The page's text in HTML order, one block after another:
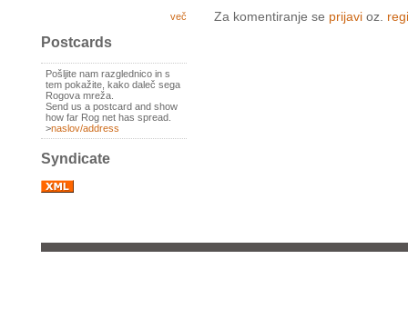
več
Postcards
Pošljite nam razglednico in s
tem pokažite, kako daleč sega
Rogova mreža.
Send us a postcard and show
how far Rog net has spread.
>naslov/address
Syndicate
Za komentiranje se prijavi oz.